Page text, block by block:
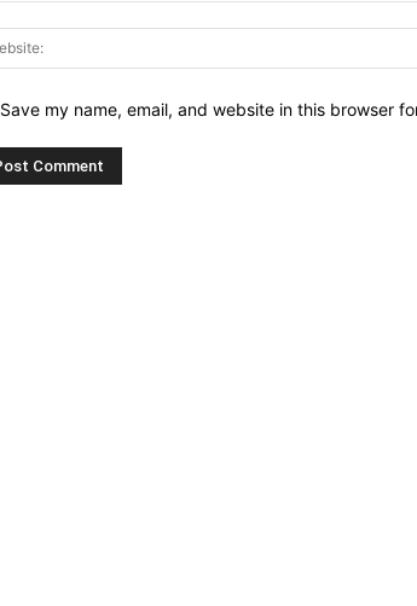
Save my name, email, and website in this browser